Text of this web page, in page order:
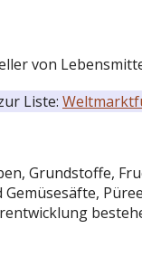
von
Liste:
Grundstoffe,